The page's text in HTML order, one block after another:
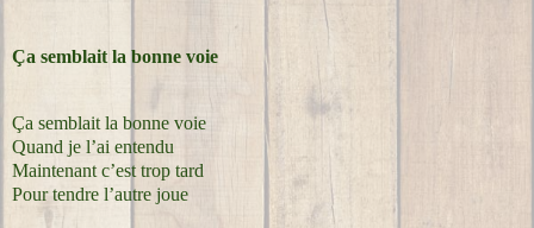
Ça semblait la bonne voie
Ça semblait la bonne voie
Quand je l’ai entendu
Maintenant c’est trop tard
Pour tendre l’autre joue